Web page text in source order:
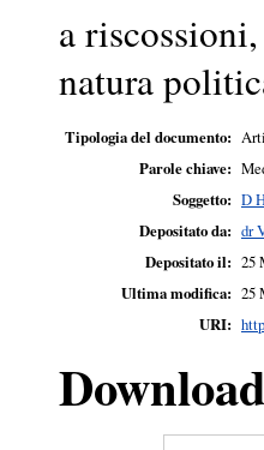
a
natura
Tipologia del documento:
Parole chiave:
Soggetto: D
Depositato da: dr
Depositato il: 25
Ultima modifica: 25
URI: